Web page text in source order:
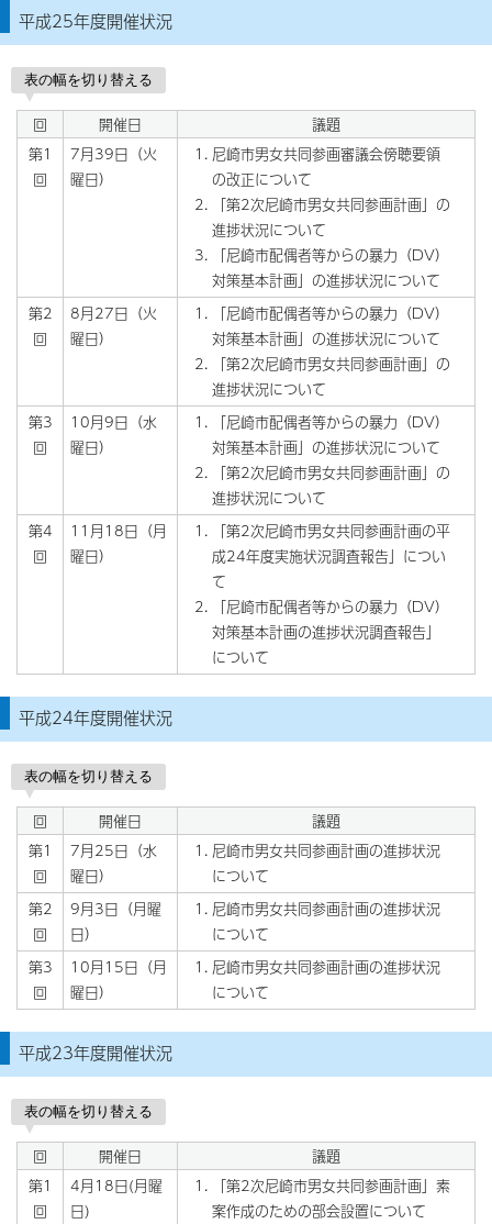
平成25年度開催状況
表の幅を切り替える
回 開催日
議題
第1
回
7月39日（火
曜日）
尼崎市男女共同参画審議会傍聴要領
の改正について
「第2次尼崎市男女共同参画計画」の
進捗状況について
「尼崎市配偶者等からの暴力（DV）
対策基本計画」の進捗状況について
第2
回
8月27日（火
曜日）
「尼崎市配偶者等からの暴力（DV）
対策基本計画」の進捗状況について
「第2次尼崎市男女共同参画計画」の
進捗状況について
第3
回
10月9日（水
曜日）
「尼崎市配偶者等からの暴力（DV）
対策基本計画」の進捗状況について
「第2次尼崎市男女共同参画計画」の
進捗状況について
第4
回
11月18日（月
曜日）
「第2次尼崎市男女共同参画計画の平
成24年度実施状況調査報告」につい
て
「尼崎市配偶者等からの暴力（DV）
対策基本計画の進捗状況調査報告」
について
平成24年度開催状況
表の幅を切り替える
回 開催日
議題
第1
回
7月25日（水
曜日）
尼崎市男女共同参画計画の進捗状況
について
第2
回
9月3日（月曜
日）
尼崎市男女共同参画計画の進捗状況
について
第3
回
10月15日（月
曜日）
尼崎市男女共同参画計画の進捗状況
について
平成23年度開催状況
表の幅を切り替える
回 開催日
議題
第1
回
4月18日(月曜
日)
「第2次尼崎市男女共同参画計画」素
案作成のための部会設置について